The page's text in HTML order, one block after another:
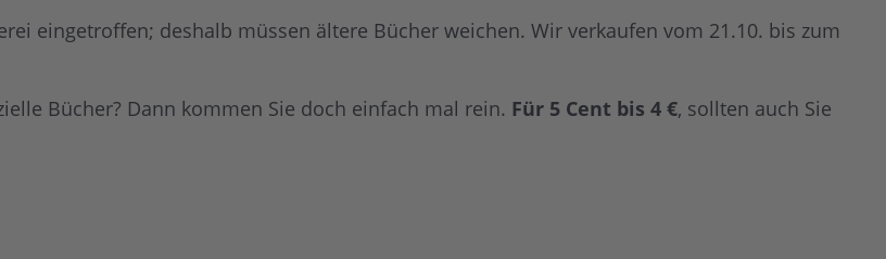
eingetroffen; deshalb müssen ältere Bücher weichen. Wir verkaufen vom 21.10. bis zum
Bücher? Dann kommen Sie doch einfach mal rein. Für 5 Cent bis 4 €, sollten auch Sie